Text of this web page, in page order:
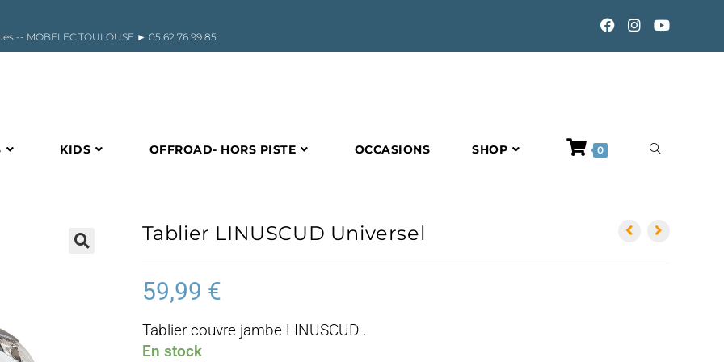
-- MOBELEC TOULOUSE ► 05 62 76 99 85
KIDS OFFROAD- HORS PISTE OCCASIONS SHOP 0 TOGGLE
Tablier LINUSCUD Universel
59,99 €
Tablier couvre jambe LINUSCUD .
En stock